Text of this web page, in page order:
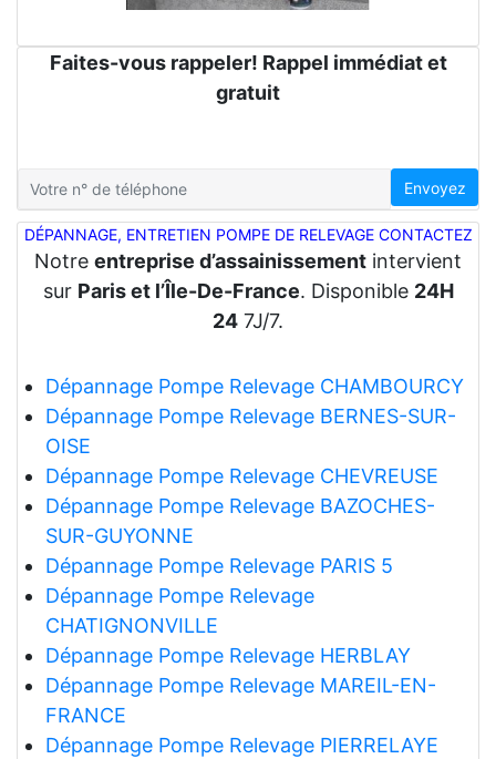
Faites-vous rappeler! Rappel immédiat et
gratuit
Envoyez
DÉPANNAGE, ENTRETIEN POMPE DE RELEVAGE CONTACTEZ
Notre entreprise d’assainissement intervient
sur Paris et l’Île-De-France. Disponible 24H
24 7J/7.
Dépannage Pompe Relevage CHAMBOURCY
Dépannage Pompe Relevage BERNES-SUR-
OISE
Dépannage Pompe Relevage CHEVREUSE
Dépannage Pompe Relevage BAZOCHES-
SUR-GUYONNE
Dépannage Pompe Relevage PARIS 5
Dépannage Pompe Relevage
CHATIGNONVILLE
Dépannage Pompe Relevage HERBLAY
Dépannage Pompe Relevage MAREIL-EN-
FRANCE
Dépannage Pompe Relevage PIERRELAYE